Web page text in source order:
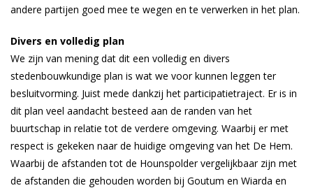
andere partijen goed mee te wegen en te verwerken in het plan.
Divers en volledig plan
We zijn van mening dat dit een volledig en divers
stedenbouwkundige plan is wat we voor kunnen leggen ter
besluitvorming. Juist mede dankzij het participatietraject. Er is in
dit plan veel aandacht besteed aan de randen van het
buurtschap in relatie tot de verdere omgeving. Waarbij er met
respect is gekeken naar de huidige omgeving van het De Hem.
Waarbij de afstanden tot de Hounspolder vergelijkbaar zijn met
de afstanden die gehouden worden bij Goutum en Wiarda en